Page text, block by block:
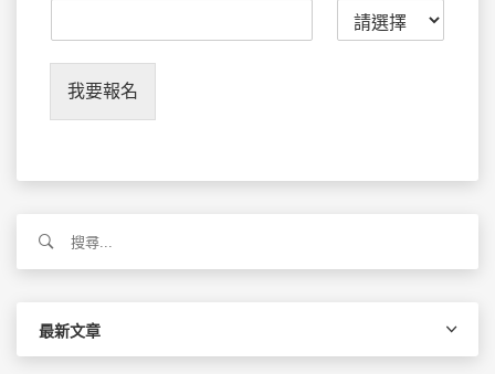
我要報名
關
最新文章